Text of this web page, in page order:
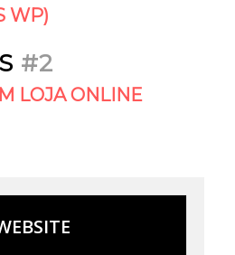
WP)
#2
LOJA ONLINE